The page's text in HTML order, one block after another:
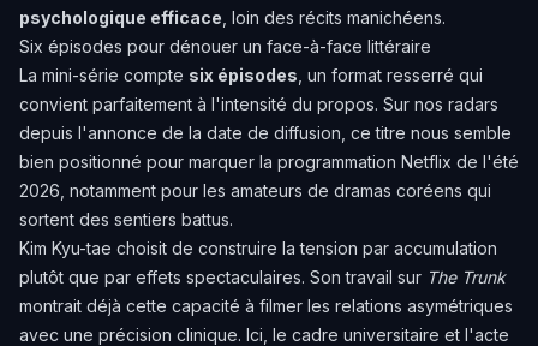
psychologique efficace , loin des récits manichéens.
Six épisodes pour dénouer un face-à-face littéraire
La mini-série compte six épisodes , un format resserré qui
convient parfaitement à l'intensité du propos. Sur nos radars
depuis l'annonce de la date de diffusion, ce titre nous semble
bien positionné pour marquer la programmation Netflix de l'été
2026, notamment pour les amateurs de dramas coréens qui
sortent des sentiers battus.
Kim Kyu-tae choisit de construire la tension par accumulation
plutôt que par effets spectaculaires. Son travail sur The Trunk
montrait déjà cette capacité à filmer les relations asymétriques
avec une précision clinique. Ici, le cadre universitaire et l'acte